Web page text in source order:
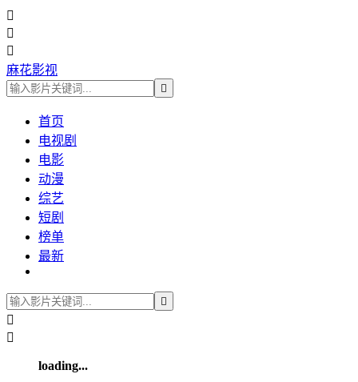



麻花影视

首页
电视剧
电影
动漫
综艺
短剧
榜单
最新



loading...